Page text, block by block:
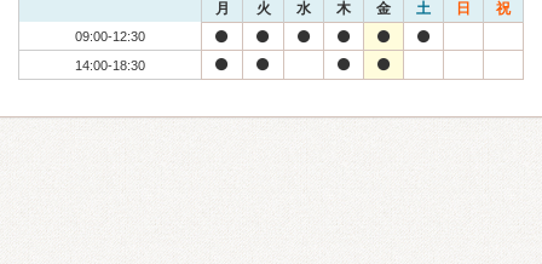
月 火 水 木 金 土 日 祝
09:00-12:30
14:00-18:30